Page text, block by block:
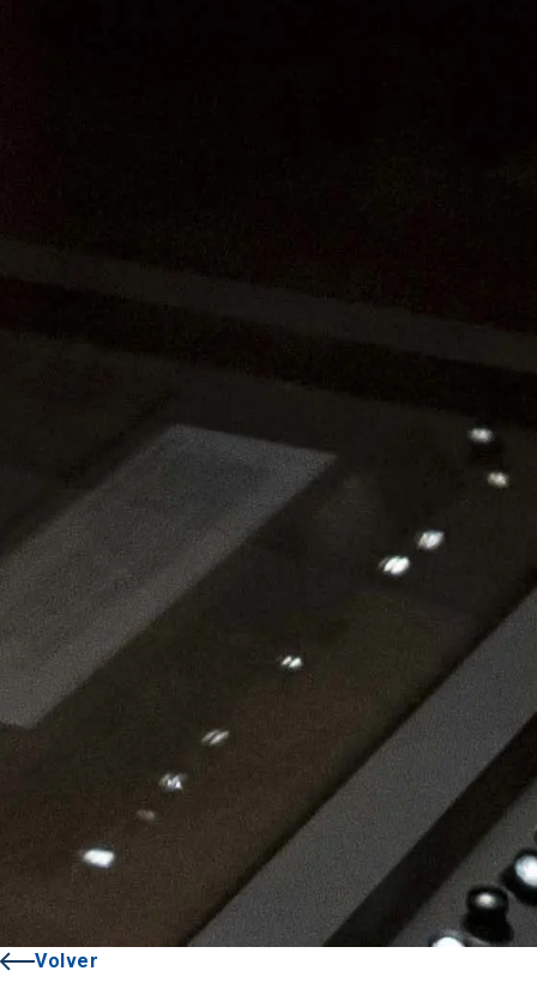
Volver